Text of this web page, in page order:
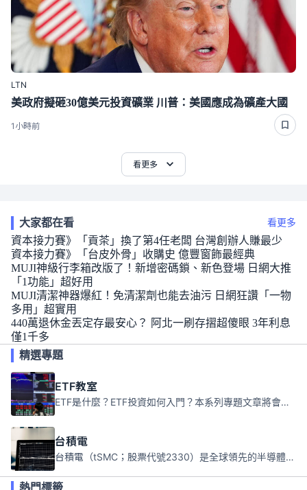
LTN
美政府擬砸30億美元投資礦業 川普：美國應成為礦產大國
1小時前
看更多
大家都在看 看更多
資本接力賽》「貢茶」換了第4任老闆 台灣創辦人賺最少
資本接力賽》「台皮外骨」收購史 億豐窗飾最經典
MUJI神級行李箱改版了！新增密碼鎖、新色登場 日網大推
「1功能」超好用
MUJI清潔神器爆紅！免清潔劑也能去油污 日網狂讚「一物
多用」超實用
440萬退休金丟定存最安心？ 阿北一刷存摺超傻眼 3年利息
僅1千多
精選專題
ETF教室
ETF是什麼？ETF投資如何入門？本系列專題文章將會告訴你新手必須知道的ETF基礎知識。
台積電
台積電（tSMC；股票代號2330）是全球領先的半導體代工公司，成立於1987年，總部位於台灣新竹。且已於美國、日本、德國及中國設廠，台積電是全球首家專業積體電路製造服務公司，也是全球最先進和最大規模的半導體代工廠。
熱門標籤